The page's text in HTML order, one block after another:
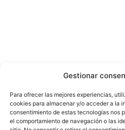
Gestionar
Para ofrecer las mejores experiencias,
cookies para almacenar y/o acceder a la
consentimiento de estas tecnologías nos
el comportamiento de navegación o las